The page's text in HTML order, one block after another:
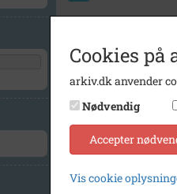
Cookies på
arkiv.dk anvender
Nødvendig
Accepter
Vis cookie